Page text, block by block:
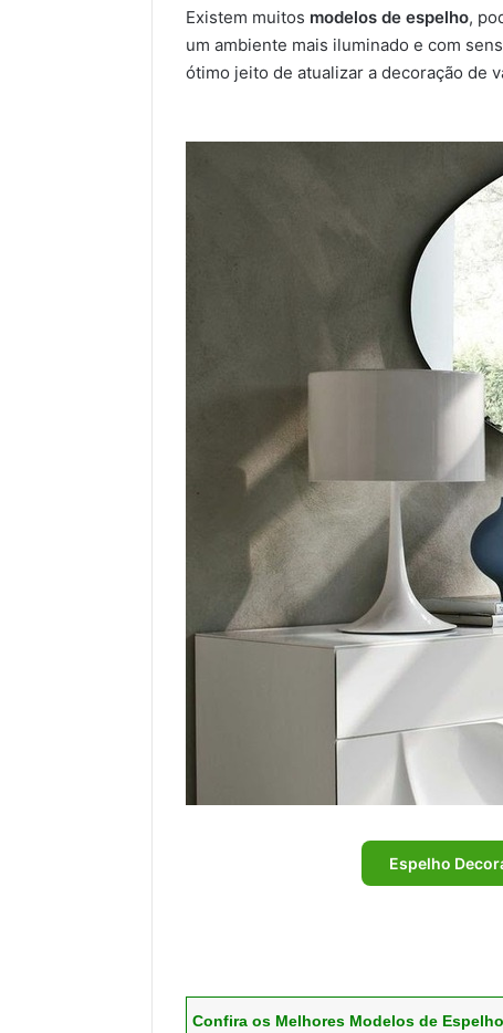
Existem muitos modelos de espelho,
um ambiente mais iluminado e com
ótimo jeito de atualizar a decoração de
Espelho
Confira os Melhores Modelos de Espelho